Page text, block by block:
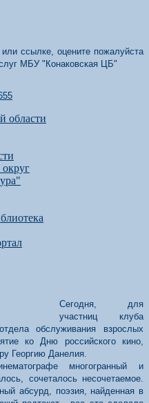
ссылке, оцените пожалуйста
МБУ "Конаковская ЦБ"
Сегодня, для
участниц клуба
обслуживания взрослых
ко Дню российского кино,
Георгию Данелия.
многогранный и
сочеталось несочетаемое.
абсурд, поэзия, найденная в